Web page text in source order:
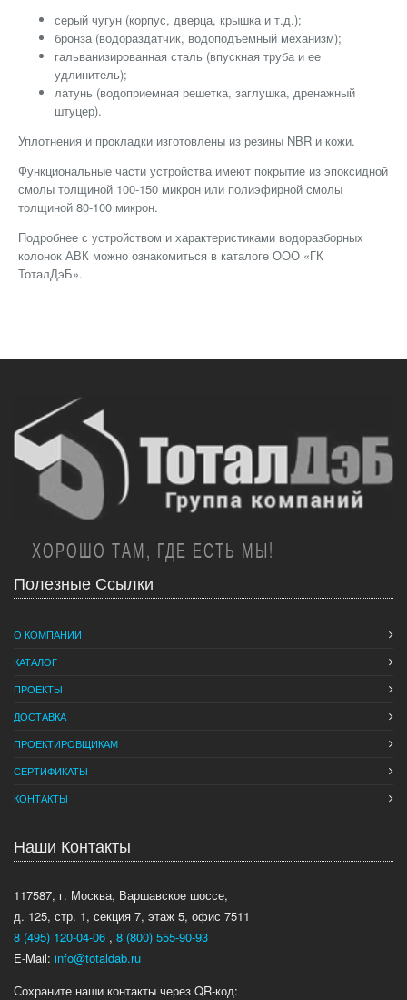
серый чугун (корпус, дверца, крышка и т.д.);
бронза (водораздатчик, водоподъемный механизм);
гальванизированная сталь (впускная труба и ее
удлинитель);
латунь (водоприемная решетка, заглушка, дренажный
штуцер).
Уплотнения и прокладки изготовлены из резины NBR и кожи.
Функциональные части устройства имеют покрытие из эпоксидной
смолы толщиной 100-150 микрон или полиэфирной смолы
толщиной 80-100 микрон.
Подробнее с устройством и характеристиками водоразборных
колонок АВК можно ознакомиться в каталоге ООО «ГК
ТоталДэБ».
ХОРОШО ТАМ, ГДЕ ЕСТЬ МЫ!
Полезные Ссылки
О КОМПАНИИ
КАТАЛОГ
ПРОЕКТЫ
ДОСТАВКА
ПРОЕКТИРОВЩИКАМ
СЕРТИФИКАТЫ
КОНТАКТЫ
Наши Контакты
117587, г. Москва, Варшавское шоссе,
д. 125, стр. 1, секция 7, этаж 5, офис 7511
8 (495) 120-04-06 , 8 (800) 555-90-93
E-Mail: info@totaldab.ru
Сохраните наши контакты через QR-код: